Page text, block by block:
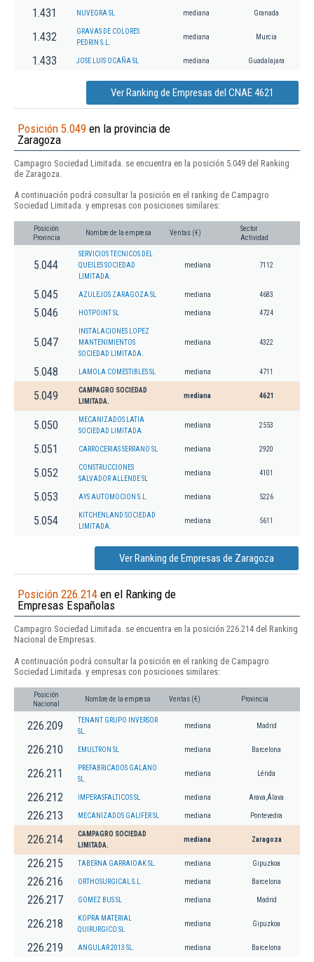
1.431 NUVEGRA SL mediana Granada
1.432
GRAVAS DE COLORES
PEDRIN S.L.
mediana Murcia
1.433 JOSE LUIS OCAÑA SL mediana Guadalajara
Ver Ranking de Empresas del CNAE 4621
Posición 5.049 en la provincia de
Zaragoza
Campagro Sociedad Limitada. se encuentra en la posición 5.049 del Ranking
de Zaragoza.
A continuación podrá consultar la posición en el ranking de Campagro
Sociedad Limitada. y empresas con posiciones similares:
Posición
Provincia
Nombre de la empresa Ventas (€)
Sector
Actividad
5.044
SERVICIOS TECNICOS DEL
QUEILES SOCIEDAD
LIMITADA.
mediana 7112
5.045 AZULEJOS ZARAGOZA SL mediana 4683
5.046 HOTPOINT SL mediana 4724
5.047
INSTALACIONES LOPEZ
MANTENIMIENTOS
SOCIEDAD LIMITADA.
mediana 4322
5.048 LAMOLA COMESTIBLES SL mediana 4711
5.049
CAMPAGRO SOCIEDAD
LIMITADA.
mediana 4621
5.050
MECANIZADOS LATIA
SOCIEDAD LIMITADA.
mediana 2553
5.051 CARROCERIAS SERRANO SL mediana 2920
5.052
CONSTRUCCIONES
SALVADOR ALLENDE SL
mediana 4101
5.053 AYS AUTOMOCION S.L. mediana 5226
5.054
KITCHENLAND SOCIEDAD
LIMITADA.
mediana 5611
Ver Ranking de Empresas de Zaragoza
Posición 226.214 en el Ranking de
Empresas Españolas
Campagro Sociedad Limitada. se encuentra en la posición 226.214 del Ranking
Nacional de Empresas.
A continuación podrá consultar la posición en el ranking de Campagro
Sociedad Limitada. y empresas con posiciones similares:
Posición
Nacional
Nombre de la empresa Ventas (€) Provincia
226.209
TENANT GRUPO INVERSOR
SL.
mediana Madrid
226.210 EMULTRON SL mediana Barcelona
226.211
PREFABRICADOS GALANO
SL.
mediana Lérida
226.212 IMPERASFALTICOS SL mediana Arava,Álava
226.213 MECANIZADOS GALIFER SL mediana Pontevedra
226.214
CAMPAGRO SOCIEDAD
LIMITADA.
mediana Zaragoza
226.215 TABERNA GARRAIOAK SL. mediana Gipuzkoa
226.216 ORTHOSURGICAL S.L. mediana Barcelona
226.217 GOMEZ BUS SL mediana Madrid
226.218
KOPRA MATERIAL
QUIRURGICO SL
mediana Gipuzkoa
226.219 ANGULAR 2013 SL. mediana Barcelona